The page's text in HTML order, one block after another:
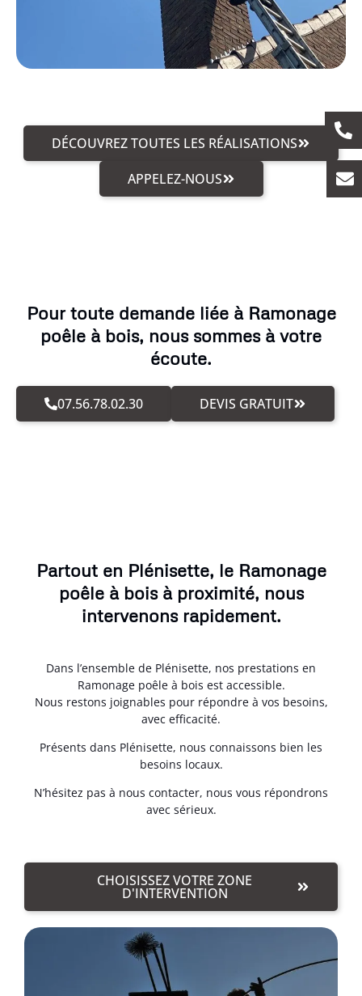
DÉCOUVREZ TOUTES LES RÉALISATIONS
APPELEZ-NOUS
Pour toute demande liée à Ramonage
poêle à bois, nous sommes à votre
écoute.
07.56.78.02.30 DEVIS GRATUIT
Partout en Plénisette, le Ramonage
poêle à bois à proximité, nous
intervenons rapidement.
Dans l’ensemble de Plénisette, nos prestations en
Ramonage poêle à bois est accessible.
Nous restons joignables pour répondre à vos besoins,
avec efficacité.
Présents dans Plénisette, nous connaissons bien les
besoins locaux.
N’hésitez pas à nous contacter, nous vous répondrons
avec sérieux.
CHOISISSEZ VOTRE ZONE
D'INTERVENTION